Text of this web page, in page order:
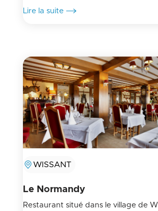
Lire la suite
WISSANT
Le Normandy
Restaurant situé dans le village de